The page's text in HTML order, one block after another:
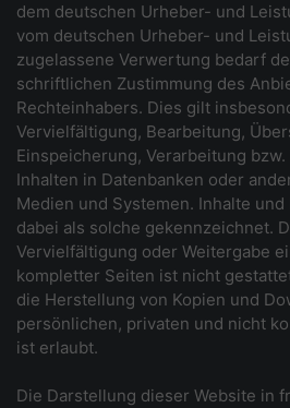
dem deutschen Urheber- und
vom deutschen Urheber- und
zugelassene Verwertung bedarf
schriftlichen Zustimmung des
Rechteinhabers. Dies gilt
Vervielfältigung, Bearbeitung,
Einspeicherung, Verarbeitung
Inhalten in Datenbanken oder
Medien und Systemen. Inhalte
dabei als solche gekennzeichnet.
Vervielfältigung oder Weitergabe
kompletter Seiten ist nicht
die Herstellung von Kopien und
persönlichen, privaten und nicht
ist erlaubt.
Die Darstellung dieser Website in